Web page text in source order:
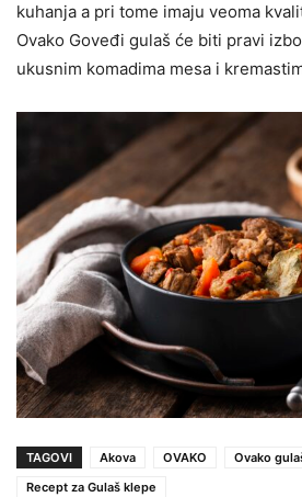
kuhanja a pri tome imaju veoma
Ovako Goveđi gulaš će biti pravi
ukusnim komadima mesa i
TAGOVI Akova OVAKO
Ovako
Recept za Gulaš klepe